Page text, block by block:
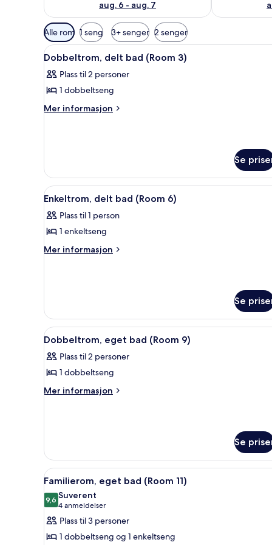
aug. 6 - aug. 7
Tilgjengelige
filtre
for
Alle rom 1 seng 3+ senger 2 senger
Åpne
alle
bildene
av
Dobbeltrom,
Dobbeltrom, delt bad (Room
6
Dobbeltrom, delt bad (Room 3)
Plass til 2 personer
1 dobbeltseng
Mer informasjon
Mer
(Room
3)
Se
Åpne
alle
bildene
av
Enkeltrom,
Enkeltrom, delt bad (Room
5
Enkeltrom, delt bad (Room 6)
Plass til 1 person
1 enkeltseng
Mer informasjon
Mer
(Room
6)
Se
Åpne
alle
bildene
av
Dobbeltrom,
Dobbeltrom, eget bad (Room
5
Dobbeltrom, eget bad (Room 9)
Plass til 2 personer
1 dobbeltseng
Mer informasjon
Mer
(Room
9)
Se
Åpne
alle
bildene
av
Familierom,
Familierom, eget bad (Room
5
Familierom, eget bad (Room 11)
9,69,6 av 10
Suverent
4 anmeldelser
(4
anmeldelser)
Plass til 3 personer
1 dobbeltseng og 1 enkeltseng